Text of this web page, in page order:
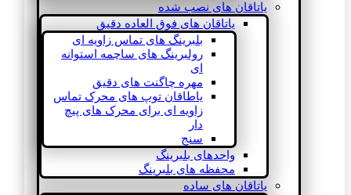
یاتاقان های نصب شده
یاتاقان های فوق العاده دقیق
بلبرینگ های تماس زاویه ای
رولبرینگ های ساچمه استوانه
ای
مهره چاگنت های دقیق
یاطاقان توپ های محرک تماس
زاویه ای برای محرک های پیچ
دار
سنج
واحدهای بلبرینگ
محفظه های بلبرینگ
یاتاقان های ساده